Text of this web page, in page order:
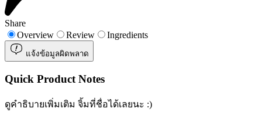
Share
Overview
Review Ingredients
แจ้งข้อมูลผิดพลาด
Quick Product Notes
ดูคำธิบายเพิ่มเติม จิ้มที่ชื่อได้เลยนะ :)